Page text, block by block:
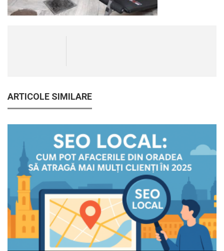
ARTICOLE SIMILARE